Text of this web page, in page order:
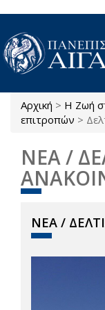
Παράκαμψη προς το
Είστε εδώ
Αρχική > Η Ζωή
επιτροπών >
ΝΕΑ /
ΝΕΑ /